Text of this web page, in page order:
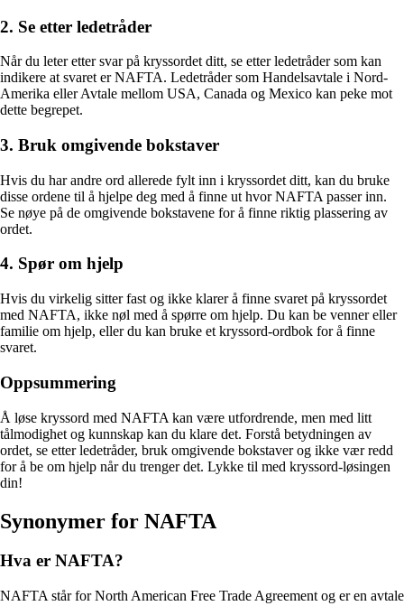
2. Se etter ledetråder
Når du leter etter svar på kryssordet ditt, se etter ledetråder som kan
indikere at svaret er NAFTA. Ledetråder som Handelsavtale i Nord-
Amerika eller Avtale mellom USA, Canada og Mexico kan peke mot
dette begrepet.
3. Bruk omgivende bokstaver
Hvis du har andre ord allerede fylt inn i kryssordet ditt, kan du bruke
disse ordene til å hjelpe deg med å finne ut hvor NAFTA passer inn.
Se nøye på de omgivende bokstavene for å finne riktig plassering av
ordet.
4. Spør om hjelp
Hvis du virkelig sitter fast og ikke klarer å finne svaret på kryssordet
med NAFTA, ikke nøl med å spørre om hjelp. Du kan be venner eller
familie om hjelp, eller du kan bruke et kryssord-ordbok for å finne
svaret.
Oppsummering
Å løse kryssord med NAFTA kan være utfordrende, men med litt
tålmodighet og kunnskap kan du klare det. Forstå betydningen av
ordet, se etter ledetråder, bruk omgivende bokstaver og ikke vær redd
for å be om hjelp når du trenger det. Lykke til med kryssord-løsingen
din!
Synonymer for NAFTA
Hva er NAFTA?
NAFTA står for North American Free Trade Agreement og er en avtale